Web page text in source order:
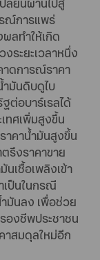
ณ์การแพร่
ลทำให้เกิด
ระยะเวลาหนึ่ง
าดการณ์ราคา
ำมันดิบดูไบ
ต่อบาร์เรลได้
ทศเพิ่มสูงขึ้น
าคาน้ำมันสูงขึ้น
รึงราคาขาย
นเชื้อเพลิงเข้า
เป็นในกรณี
มันลง เพื่อช่วย
องชีพประชาชน
าสมดุลใหม่อีก